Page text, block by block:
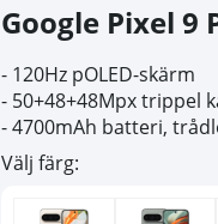
Google Pixel 9
- 120Hz pOLED-skärm
- 50+48+48Mpx trippel
- 4700mAh batteri,
Välj färg: